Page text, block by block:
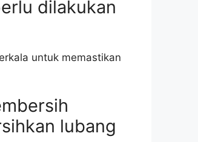
dilakukan
untuk memastikan
lubang